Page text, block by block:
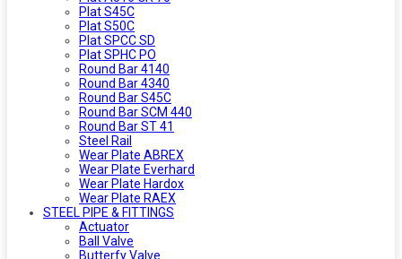
Plat S45C
Plat S50C
Plat SPCC SD
Plat SPHC PO
Round Bar 4140
Round Bar 4340
Round Bar S45C
Round Bar SCM 440
Round Bar ST 41
Steel Rail
Wear Plate ABREX
Wear Plate Everhard
Wear Plate Hardox
Wear Plate RAEX
STEEL PIPE & FITTINGS
Actuator
Ball Valve
Butterfy Valve